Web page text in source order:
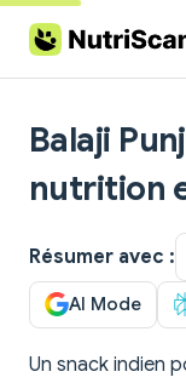
Skip to content
Balaji
nutrition
Résumer avec :
AI Mode
Un snack indien